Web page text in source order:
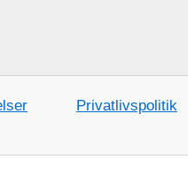
Privatlivspolitik